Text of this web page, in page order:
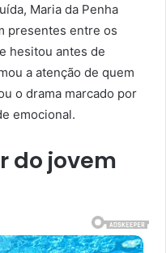
Maria da Penha
presentes entre os
hesitou antes de
a atenção de quem
o drama marcado por
emocional.
do jovem